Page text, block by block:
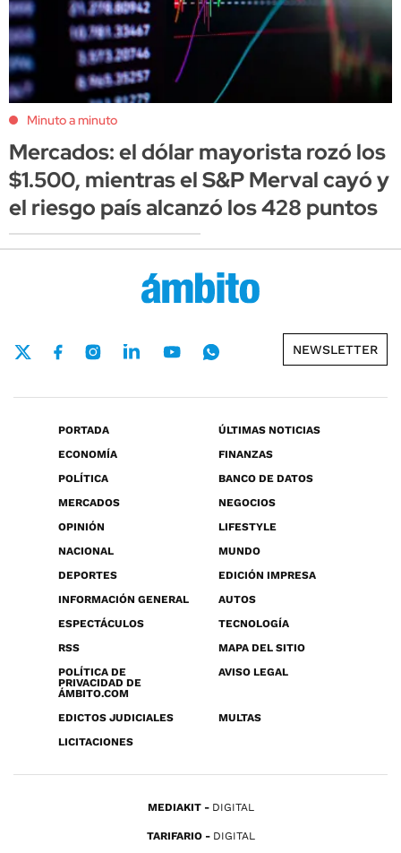
Minuto a minuto
Mercados: el dólar mayorista rozó los
$1.500, mientras el S&P Merval cayó y
el riesgo país alcanzó los 428 puntos
NEWSLETTER
PORTADA
ÚLTIMAS NOTICIAS
ECONOMÍA
FINANZAS
POLÍTICA
BANCO DE DATOS
MERCADOS
NEGOCIOS
OPINIÓN
LIFESTYLE
NACIONAL
MUNDO
DEPORTES
EDICIÓN IMPRESA
INFORMACIÓN GENERAL
AUTOS
ESPECTÁCULOS
TECNOLOGÍA
RSS
MAPA DEL SITIO
POLÍTICA DE
PRIVACIDAD DE
ÁMBITO.COM
AVISO LEGAL
EDICTOS JUDICIALES
MULTAS
LICITACIONES
MEDIAKIT DIGITAL
TARIFARIO DIGITAL